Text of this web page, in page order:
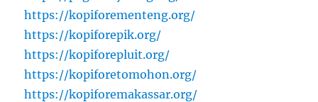
https://kopiforementeng.org/
https://kopiforepik.org/
https://kopiforepluit.org/
https://kopiforetomohon.org/
https://kopiforemakassar.org/